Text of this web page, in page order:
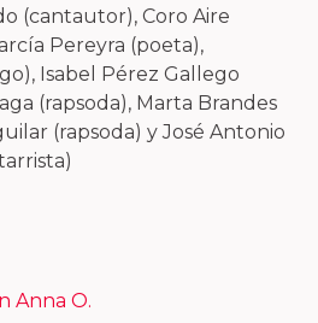
(cantautor), Coro Aire
Pereyra (poeta),
Isabel Pérez Gallego
(rapsoda), Marta Brandes
(rapsoda) y José Antonio
Anna O.